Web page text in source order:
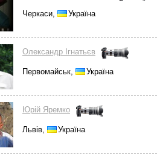
Черкаси, Україна
Олександр Ігнатьєв
Первомайськ, Україна
Юрій Яремко
Львів, Україна